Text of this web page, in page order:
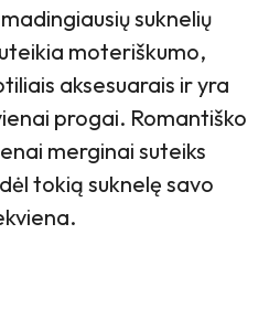
suknelių
moteriškumo,
aksesuarais ir yra
progai. Romantiško
merginai suteiks
tokią suknelę savo